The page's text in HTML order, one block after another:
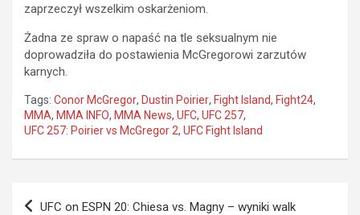
zaprzeczył wszelkim oskarżeniom.
Żadna ze spraw o napaść na tle seksualnym nie
doprowadziła do postawienia McGregorowi zarzutów
karnych.
Tags: Conor McGregor, Dustin Poirier, Fight Island, Fight24,
MMA, MMA INFO, MMA News, UFC, UFC 257,
UFC 257: Poirier vs McGregor 2, UFC Fight Island
Nawigacja
UFC on ESPN 20: Chiesa vs. Magny – wyniki walk